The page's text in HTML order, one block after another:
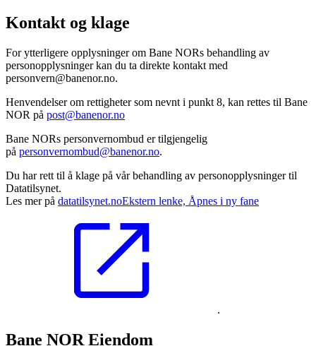
Kontakt og klage
For ytterligere opplysninger om Bane NORs behandling av
personopplysninger kan du ta direkte kontakt med
personvern@banenor.no.
Henvendelser om rettigheter som nevnt i punkt 8, kan rettes til Bane
NOR på post@banenor.no
Bane NORs personvernombud er tilgjengelig
på personvernombud@banenor.no.
Du har rett til å klage på vår behandling av personopplysninger til
Datatilsynet.
Les mer på datatilsynet.noEkstern lenke, Åpnes i ny fane
.
Bane NOR Eiendom